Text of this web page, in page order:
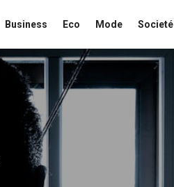
Business Eco Mode Societé